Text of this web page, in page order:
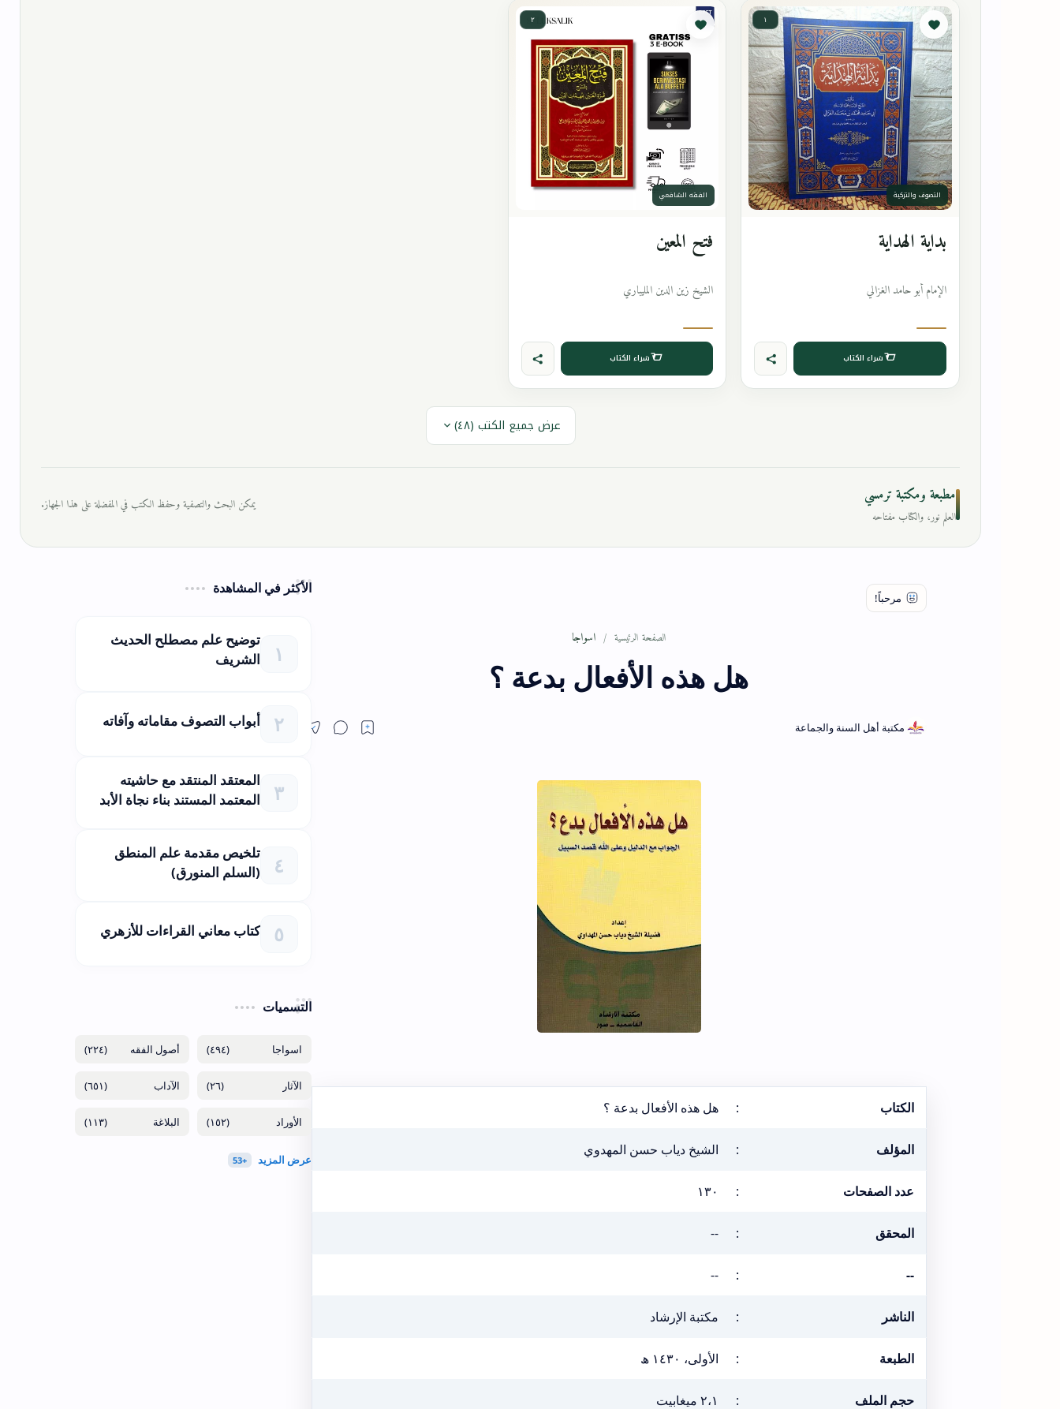
١
التصوف والتزكية
بداية الهداية
الإمام أبو حامد الغزالي
شراء الكتاب
٢
الفقه الشافعي
فتح المعين
الشيخ زين الدين المليباري
شراء الكتاب
عرض جميع الكتب (٤٨)
مطبعة ومكتبة ترمسي
العلم نور، والكتاب مفتاحه
يمكن البحث والتصفية وحفظ الكتب في المفضلة على هذا الجهاز.
الصفحة الرئيسية اسواجا
هل هذه الأفعال بدعة ؟
الكتاب : هل هذه الأفعال بدعة ؟
المؤلف : الشيخ دياب حسن المهدوي
عدد الصفحات : ١٣٠
المحقق :
--
--
:
--
الناشر : مكتبة الإرشاد
الطبعة : الأولى، ١٤٣٠ ھ
حجم الملف : ٢،١ ميغابيت
الأكثر في المشاهدة
توضيح علم مصطلح الحديث
الشريف
أبواب التصوف مقاماته وآفاته
المعتقد المنتقد مع حاشيته
المعتمد المستند بناء نجاة الأبد
تلخيص مقدمة علم المنطق
(السلم المنورق)
كتاب معاني القراءات للأزهري
التسميات
(٤٩٤) (٢٢٤)
(٢٦) (٦٥١)
(١٥٢) (١١٣)